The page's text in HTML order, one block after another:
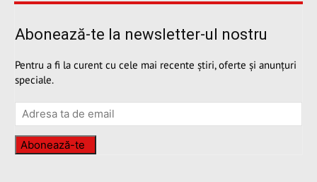
Abonează-te la newsletter-ul nostru
Pentru a fi la curent cu cele mai recente știri, oferte și anunțuri
speciale.
Abonează-te